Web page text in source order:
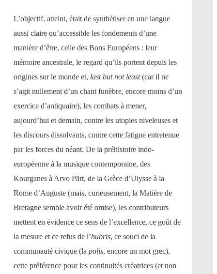
L’objectif, atteint, était de synthétiser en une langue
aussi claire qu’accessible les fondements d’une
manière d’être, celle des Bons Européens : leur
mémoire ancestrale, le regard qu’ils portent depuis les
origines sur le monde et, last but not least(car il ne
s’agit nullement d’un chant funèbre, encore moins d’un
exercice d’antiquaire), les combats à mener,
aujourd’hui et demain, contre les utopies niveleuses et
les discours dissolvants, contre cette fatigue entretenue
par les forces du néant. De la préhistoire indo-
européenne à la musique contemporaine, des
Kourganes à Arvo Pärt, de la Grèce d’Ulysse à la
Rome d’Auguste (mais, curieusement, la Matière de
Bretagne semble avoir été omise), les contributeurs
mettent en évidence ce sens de l’excellence, ce goût de
la mesure et ce refus de l’hubris, ce souci de la
communauté civique (la polis, encore un mot grec),
cette préférence pour les continuités créatrices (et non